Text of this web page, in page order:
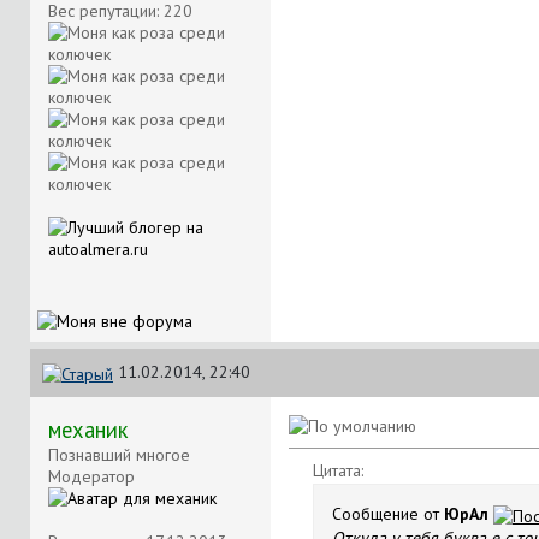
Вес репутации: 220
11.02.2014, 22:40
механик
Познавший многое
Модератор
Цитата:
Сообщение от ЮрАл